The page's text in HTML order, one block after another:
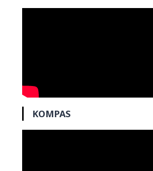
KOMPAS